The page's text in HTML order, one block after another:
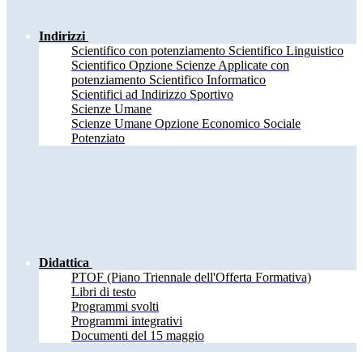
Indirizzi
Scientifico con potenziamento Scientifico Linguistico
Scientifico Opzione Scienze Applicate con
potenziamento Scientifico Informatico
Scientifici ad Indirizzo Sportivo
Scienze Umane
Scienze Umane Opzione Economico Sociale
Potenziato
Didattica
PTOF (Piano Triennale dell'Offerta Formativa)
Libri di testo
Programmi svolti
Programmi integrativi
Documenti del 15 maggio